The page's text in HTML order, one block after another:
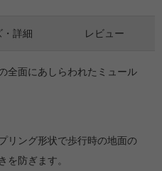
全面にあしらわれたミュール
リング形状で歩行時の地面の
を防ぎます。
・詳細 レビュー